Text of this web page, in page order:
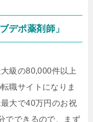
デポ薬剤師」
級の80,000件以上
職サイトになりま
大で40万円のお祝
でできるので、まず